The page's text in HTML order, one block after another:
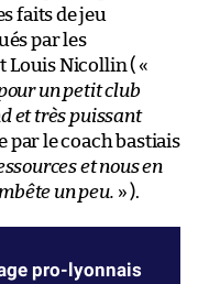
faits de jeu
par les
Louis Nicollin ( «
un petit club
et très puissant
par le coach bastiais
et nous en
un peu. » ).
pro-lyonnais